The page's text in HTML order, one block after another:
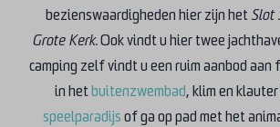
bezienswaardigheden hier zijn het Slot
Grote Kerk.Ook vindt u hier twee
camping zelf vindt u een ruim aanbod
in hetbuitenzwembad, klim en
speelparadijs of ga op pad met het